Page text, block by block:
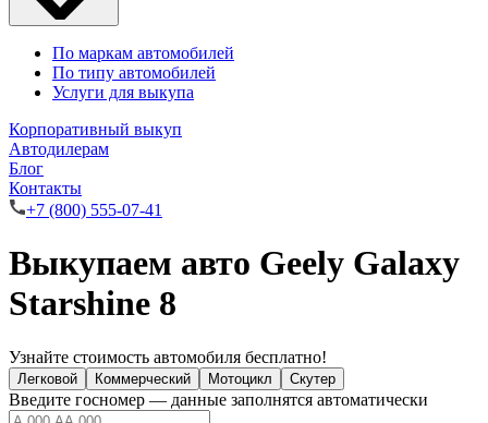
По маркам автомобилей
По типу автомобилей
Услуги для выкупа
Корпоративный выкуп
Автодилерам
Блог
Контакты
+7 (800) 555-07-41
Выкупаем авто Geely Galaxy
Starshine 8
Узнайте стоимость автомобиля бесплатно!
Легковой Коммерческий Мотоцикл Скутер
Введите госномер — данные заполнятся автоматически